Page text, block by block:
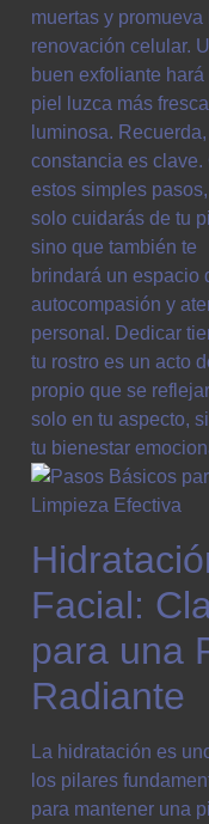
muertas y promueva
renovación celular.
buen exfoliante hará
piel luzca más
luminosa.
constancia es clave.
estos simples
solo cuidarás de tu
sino que también te
brindará un espacio
autocompasión y
personal. Dedicar
tu rostro es un acto
propio que se
solo en tu aspecto,
tu bienestar
Facial:
para una
Radiante
La hidratación es
los pilares
para mantener una